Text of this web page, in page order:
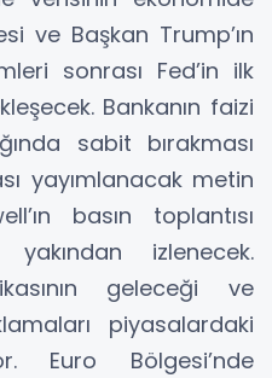
ve Başkan Trump’ın
sonrası Fed’in ilk
Bankanın faizi
sabit bırakması
yayımlanacak metin
basın toplantısı
izlenecek.
geleceği ve
piyasalardaki
Euro Bölgesi’nde